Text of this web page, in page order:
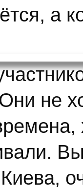
а
не